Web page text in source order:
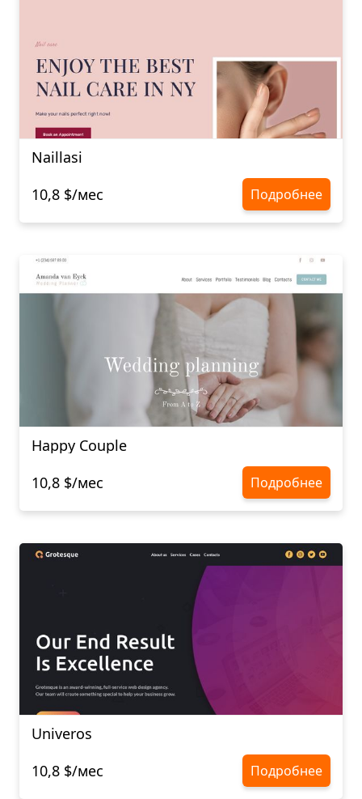
Naillasi
10,8 $/мес
Подробнее
Happy Couple
10,8 $/мес
Подробнее
Univeros
10,8 $/мес
Подробнее